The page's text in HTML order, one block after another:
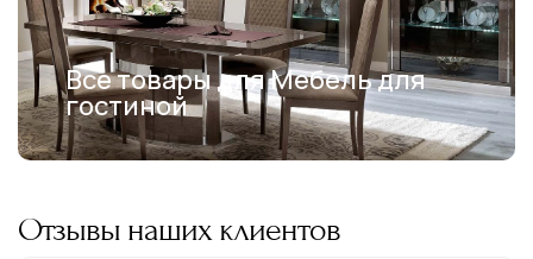
Все товары для Мебель для
гостиной
Отзывы наших клиентов